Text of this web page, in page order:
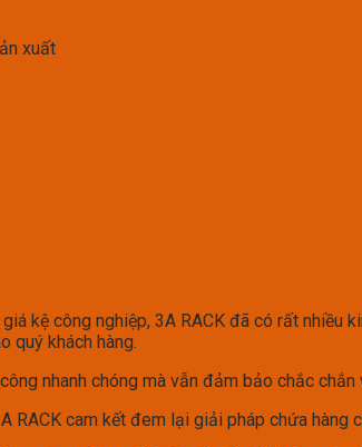
xuất
kệ công nghiệp, 3A RACK đã có rất nhiều
quý khách hàng.
nhanh chóng mà vẫn đảm bảo chắc
RACK cam kết đem lại giải pháp chứa hàng